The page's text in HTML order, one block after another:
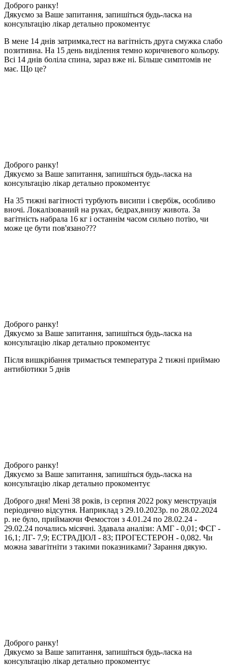
Доброго ранку!
Дякуємо за Ваше запитання, запишіться будь-ласка на
консультацію лікар детально прокоментує
В мене 14 днів затримка,тест на вагітність друга смужка слабо
позитивна. На 15 день виділення темно коричневого кольору.
Всі 14 днів боліла спина, зараз вже ні. Більше симптомів не
має. Що це?
Доброго ранку!
Дякуємо за Ваше запитання, запишіться будь-ласка на
консультацію лікар детально прокоментує
На 35 тижні вагітності турбують висипи і свербіж, особливо
вночі. Локалізований на руках, бедрах,внизу живота. За
вагітність набрала 16 кг і останнім часом сильно потію, чи
може це бути пов'язано???
Доброго ранку!
Дякуємо за Ваше запитання, запишіться будь-ласка на
консультацію лікар детально прокоментує
Після вишкрібання тримається температура 2 тижні приймаю
антибіотики 5 днів
Доброго ранку!
Дякуємо за Ваше запитання, запишіться будь-ласка на
консультацію лікар детально прокоментує
Доброго дня! Мені 38 років, із серпня 2022 року менструація
періодично відсутня. Наприклад з 29.10.2023р. по 28.02.2024
р. не було, приймаючи Фемостон з 4.01.24 по 28.02.24 -
29.02.24 почались місячні. Здавала аналізи: АМГ - 0,01; ФСГ -
16,1; ЛГ- 7,9; ЕСТРАДІОЛ - 83; ПРОГЕСТЕРОН - 0,082. Чи
можна завагітніти з такими показниками? Зарання дякую.
Доброго ранку!
Дякуємо за Ваше запитання, запишіться будь-ласка на
консультацію лікар детально прокоментує